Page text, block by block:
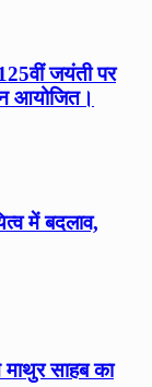
जयंती पर
आयोजित।
में बदलाव,
माथुर साहब का